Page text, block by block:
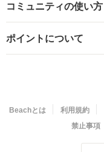
コミュニティの使い方
ポイントについて
Beachとは 利用規約
禁止事項